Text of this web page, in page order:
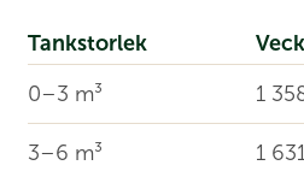
Tankstorlek
0–3 m³ 1
3–6 m³ 1